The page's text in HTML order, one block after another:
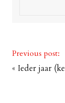
Previous post:
« Ieder jaar